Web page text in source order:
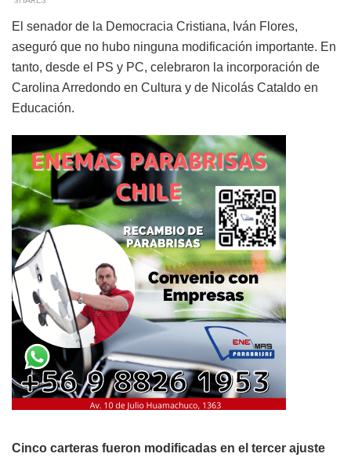
El senador de la Democracia Cristiana, Iván Flores,
aseguró que no hubo ninguna modificación importante. En
tanto, desde el PS y PC, celebraron la incorporación de
Carolina Arredondo en Cultura y de Nicolás Cataldo en
Educación.
Cinco carteras fueron modificadas en el tercer ajuste